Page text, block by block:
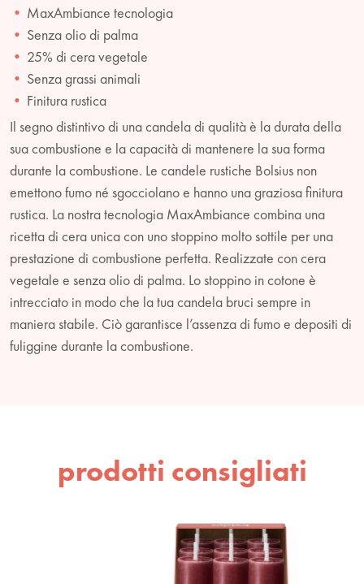
MaxAmbiance tecnologia
Senza olio di palma
25% di cera vegetale
Senza grassi animali
Finitura rustica
Il segno distintivo di una candela di qualità è la durata della
sua combustione e la capacità di mantenere la sua forma
durante la combustione. Le candele rustiche Bolsius non
emettono fumo né sgocciolano e hanno una graziosa finitura
rustica. La nostra tecnologia MaxAmbiance combina una
ricetta di cera unica con uno stoppino molto sottile per una
prestazione di combustione perfetta. Realizzate con cera
vegetale e senza olio di palma. Lo stoppino in cotone è
intrecciato in modo che la tua candela bruci sempre in
maniera stabile. Ciò garantisce l’assenza di fumo e depositi di
fuliggine durante la combustione.
prodotti consigliati